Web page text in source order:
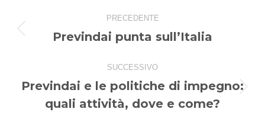
PRECEDENTE
Post
Previndai punta sull’Italia
SUCCESSIVO
post:
Previndai e le politiche di impegno:
quali attività, dove e come?